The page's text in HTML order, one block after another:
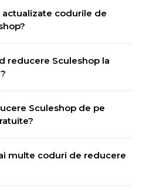
actualizate codurile de
reducere Sculeshop la
Sculeshop de pe
multe coduri de reducere